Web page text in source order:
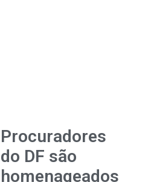
Procuradores
do DF são
homenageados